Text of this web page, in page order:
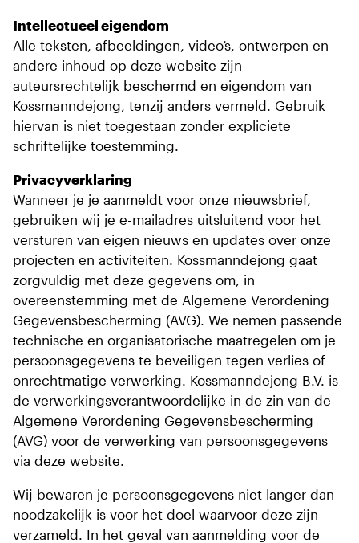
Intellectueel eigendom
Alle teksten, afbeeldingen, video’s, ontwerpen en
andere inhoud op deze website zijn
auteursrechtelijk beschermd en eigendom van
Kossmanndejong, tenzij anders vermeld. Gebruik
hiervan is niet toegestaan zonder expliciete
schriftelijke toestemming.
Privacyverklaring
Wanneer je je aanmeldt voor onze nieuwsbrief,
gebruiken wij je e-mailadres uitsluitend voor het
versturen van eigen nieuws en updates over onze
projecten en activiteiten. Kossmanndejong gaat
zorgvuldig met deze gegevens om, in
overeenstemming met de Algemene Verordening
Gegevensbescherming (AVG). We nemen passende
technische en organisatorische maatregelen om je
persoonsgegevens te beveiligen tegen verlies of
onrechtmatige verwerking. Kossmanndejong B.V. is
de verwerkingsverantwoordelijke in de zin van de
Algemene Verordening Gegevensbescherming
(AVG) voor de verwerking van persoonsgegevens
via deze website.
Wij bewaren je persoonsgegevens niet langer dan
noodzakelijk is voor het doel waarvoor deze zijn
verzameld. In het geval van aanmelding voor de